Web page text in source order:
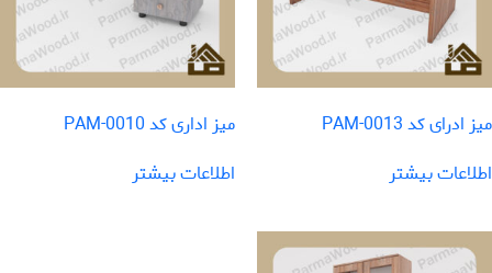
میز ادرای کد PAM-0013
اطلاعات بیشتر
میز اداری کد PAM-0010
اطلاعات بیشتر